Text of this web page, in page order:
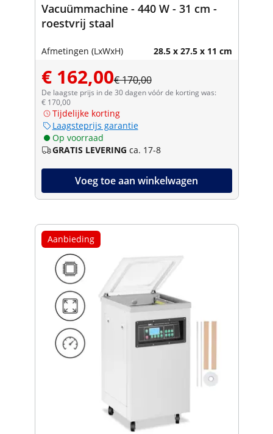
Vacuümmachine - 440 W - 31 cm -
roestvrij staal
Afmetingen (LxWxH) 28.5 x 27.5 x 11 cm
€ 162,00€ 170,00
De laagste prijs in de 30 dagen vóór de korting was:
€ 170,00
Tijdelijke korting
Laagsteprijs garantie
Op voorraad
GRATIS LEVERING ca. 17-8
Voeg toe aan winkelwagen
Aanbieding